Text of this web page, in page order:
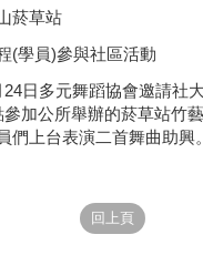
菸草站
(學員)參與社區活動
24日多元舞蹈協會邀請社
參加公所舉辦的菸草站竹
們上台表演二首舞曲助興。